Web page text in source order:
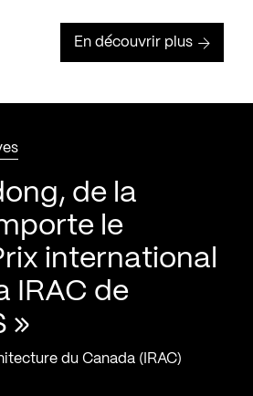
En découvrir plus
de la
le
international
IRAC de
»
du Canada (IRAC)